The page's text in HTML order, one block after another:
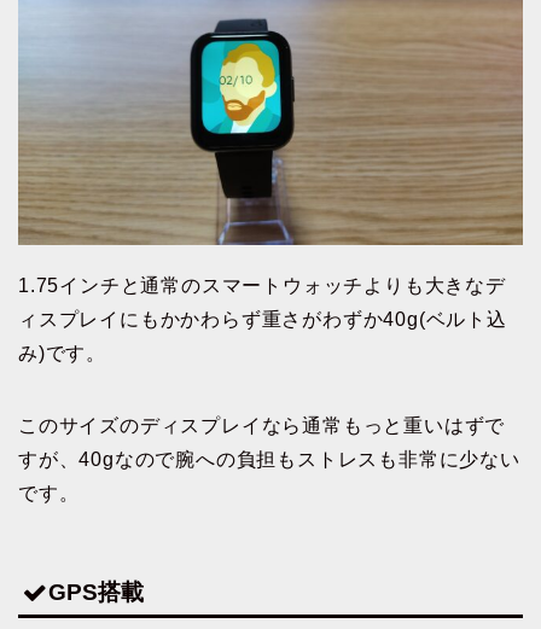
1.75インチと通常のスマートウォッチよりも大きなデ
ィスプレイにもかかわらず重さがわずか40g(ベルト込
み)です。
このサイズのディスプレイなら通常もっと重いはずで
すが、40gなので腕への負担もストレスも非常に少ない
です。
GPS搭載